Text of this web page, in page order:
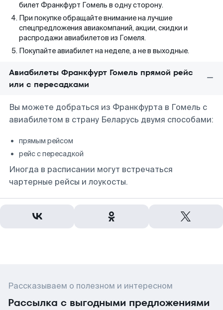
билет Франкфурт Гомель в одну сторону.
При покупке обращайте внимание на лучшие
спецпредложения авиакомпаний, акции, скидки и
распродажи авиабилетов из Гомеля.
Покупайте авиабилет на неделе, а не в выходные.
Авиабилеты Франкфурт Гомель прямой рейс
или с пересадками
Вы можете добраться из Франкфурта в Гомель с
авиабилетом в страну Беларусь двумя способами:
прямым рейсом
рейс с пересадкой
Иногда в расписании могут встречаться
чартерные рейсы и лоукосты.
Рассказываем о полезном и интересном
Рассылка с выгодными предложениями